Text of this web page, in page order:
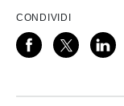
CONDIVIDI